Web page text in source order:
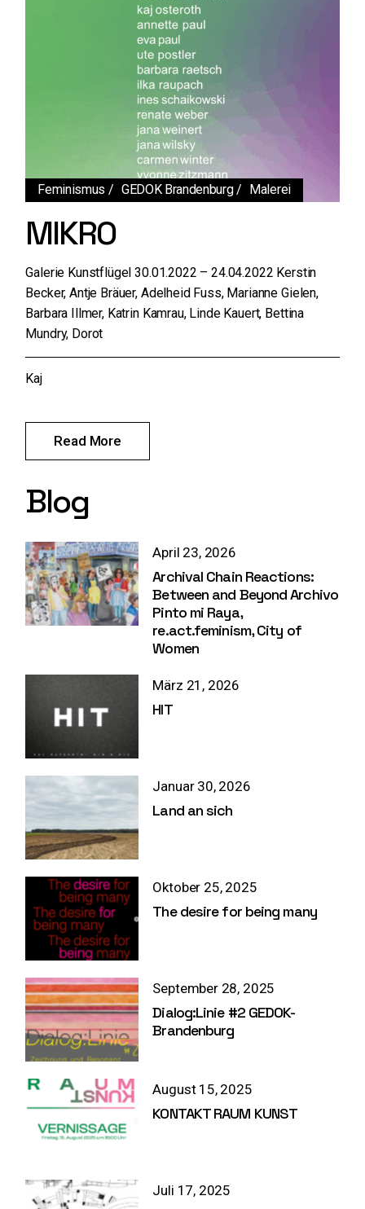
Feminismus GEDOK Brandenburg Malerei
MIKRO
Galerie Kunstflügel 30.01.2022 – 24.04.2022 Kerstin
Becker, Antje Bräuer, Adelheid Fuss, Marianne Gielen,
Barbara Illmer, Katrin Kamrau, Linde Kauert, Bettina
Mundry, Dorot
Read More
Kaj
Blog
April 23, 2026
Archival Chain Reactions:
Between and Beyond Archivo
Pinto mi Raya,
re.act.feminism, City of
Women
März 21, 2026
HIT
Januar 30, 2026
Land an sich
Oktober 25, 2025
The desire for being many
September 28, 2025
Dialog:Linie #2 GEDOK-
Brandenburg
August 15, 2025
KONTAKT RAUM KUNST
Juli 17, 2025